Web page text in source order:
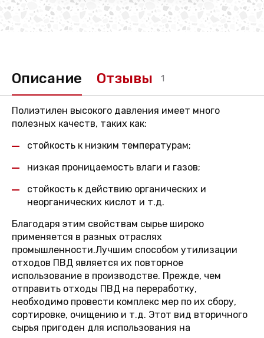
Описание Отзывы 1
Полиэтилен высокого давления имеет много
полезных качеств, таких как:
стойкость к низким температурам;
низкая проницаемость влаги и газов;
стойкость к действию органических и
неорганических кислот и т.д.
Благодаря этим свойствам сырье широко
применяется в разных отраслях
промышленности.Лучшим способом утилизации
отходов ПВД является их повторное
использование в производстве. Прежде, чем
отправить отходы ПВД на переработку,
необходимо провести комплекс мер по их сбору,
сортировке, очищению и т.д. Этот вид вторичного
сырья пригоден для использования на